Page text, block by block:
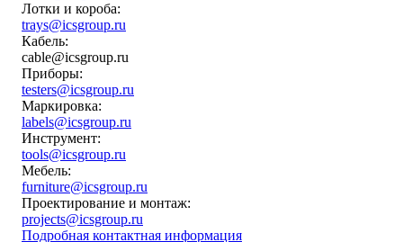
Лотки и короба:
trays@icsgroup.ru
Кабель:
cable@icsgroup.ru
Приборы:
testers@icsgroup.ru
Маркировка:
labels@icsgroup.ru
Инструмент:
tools@icsgroup.ru
Мебель:
furniture@icsgroup.ru
Проектирование и монтаж:
projects@icsgroup.ru
Подробная контактная информация